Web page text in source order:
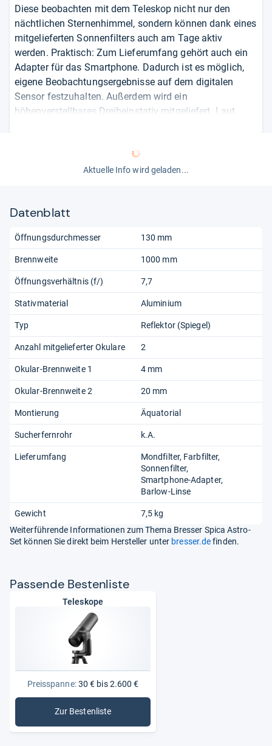
Diese beobachten mit dem Teleskop nicht nur den
nächtlichen Sternenhimmel, sondern können dank eines
mitgelieferten Sonnenfilters auch am Tage aktiv
werden. Praktisch: Zum Lieferumfang gehört auch ein
Adapter für das Smartphone. Dadurch ist es möglich,
eigene Beobachtungsergebnisse auf dem digitalen
Sensor festzuhalten. Außerdem wird ein
höhenverstellbares Dreibeinstativ mitgeliefert. Laut
Montierung ist äquatorial. Das heißt, dass eine der
Achsen parallel zur Erdachse ausgerichtet ist, wodurch
von
Aktuelle Info wird geladen...
Datenblatt
Öffnungsdurchmesser 130 mm
Brennweite 1000 mm
Öffnungsverhältnis (f/) 7,7
Stativmaterial Aluminium
Typ Reflektor (Spiegel)
Anzahl mitgelieferter Okulare 2
Okular-Brennweite 1 4 mm
Okular-Brennweite 2 20 mm
Montierung Äquatorial
Sucherfernrohr k.A.
Lieferumfang Mondfilter Farbfilter
Sonnenfilter
Smartphone-Adapter
Barlow-Linse
Gewicht
7,5 kg
Weiterführende Informationen zum Thema Bresser Spica Astro-
Set können Sie direkt beim Hersteller unter bresser.definden.
Pas­sende Bes­ten­liste
Teleskope
Preisspanne:30 € bis 2.600 €
Zur Bestenliste
: Teleskope